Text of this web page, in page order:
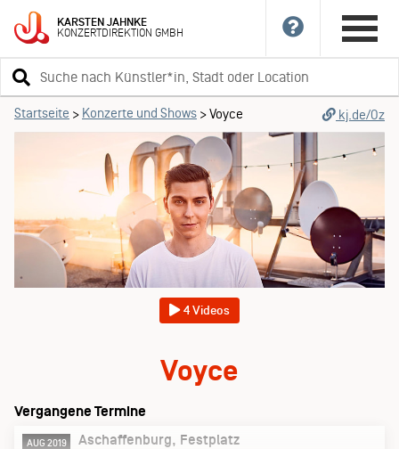
KARSTENJAHNKE
KONZERTDIREKTIONGMBH
Suchbegriff
eingeben
Startseite > Konzerte und Shows >Voyce kj.de/Oz
4 Videos
Voyce
Vergangene Termine
AUG 2019 Aschaffenburg
Festplatz